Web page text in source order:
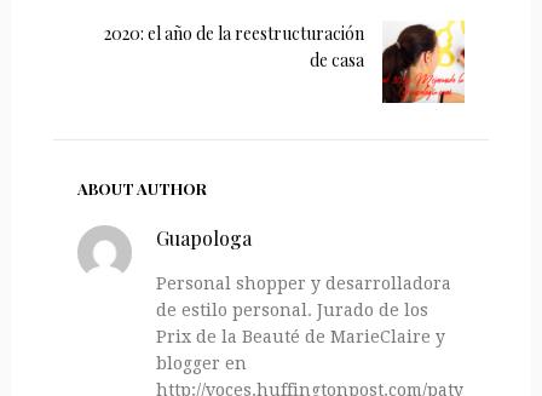
2020: el año de la reestructuración
de casa
ABOUT AUTHOR
Guapologa
Personal shopper y desarrolladora
de estilo personal. Jurado de los
Prix de la Beauté de MarieClaire y
blogger en
http://voces.huffingtonpost.com/paty-